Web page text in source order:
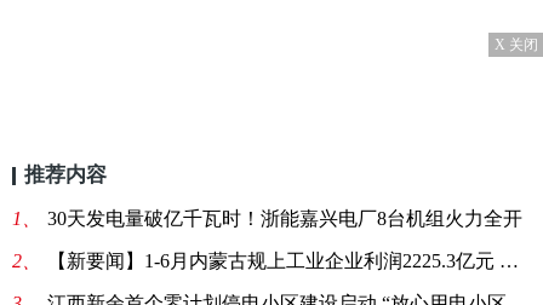
X 关闭
推荐内容
1、 30天发电量破亿千瓦时！浙能嘉兴电厂8台机组火力全开
2、 【新要闻】1-6月内蒙古规上工业企业利润2225.3亿元 同比增62.5%